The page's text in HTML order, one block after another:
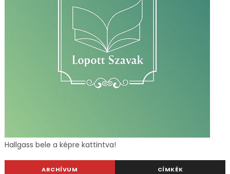
Hallgass bele a képre kattintva!
ARCHÍVUM CÍMKÉK